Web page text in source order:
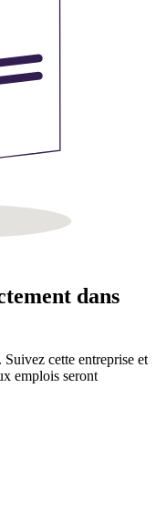
dans
cette entreprise et
emplois seront